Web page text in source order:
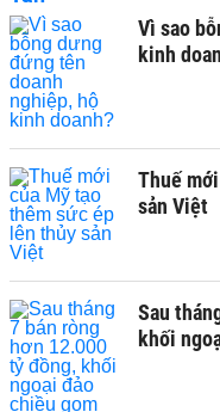
Vì sao
kinh
Thuế
sản Việt
Sau
khối